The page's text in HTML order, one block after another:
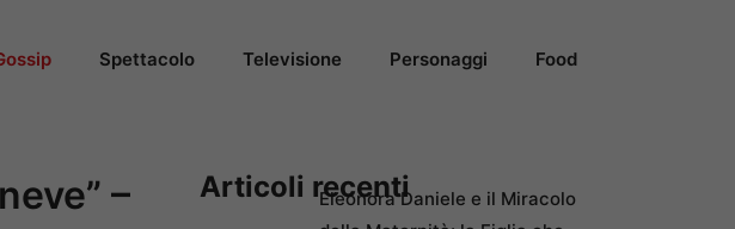
Spettacolo Televisione Personaggi Food
–
Articoli recentiEleonora Daniele e il Miracolo